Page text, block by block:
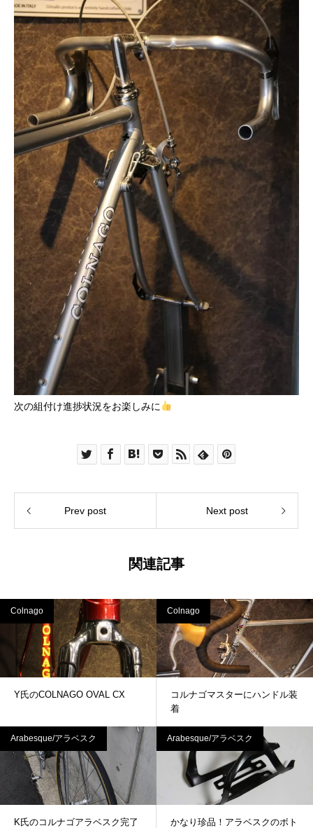
次の組付け進捗状況をお楽しみに
Prev post Next post
関連記事
Colnago
Y氏のCOLNAGO OVAL CX
Colnago
コルナゴマスターにハンドル装
着
Arabesque/アラベスク
K氏のコルナゴアラベスク完了
Arabesque/アラベスク
かなり珍品！アラベスクのボト